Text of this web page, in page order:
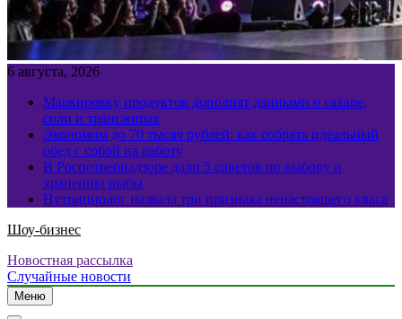
6 августа, 2026
Маркировку продуктов дополнят данными о сахаре,
соли и трансжирах
Экономим до 70 тысяч рублей: как собрать идеальный
обед с собой на работу
В Роспотребнадзоре дали 5 советов по выбору и
хранению рыбы
Нутрициолог назвала три признака ненастоящего кваса
Шоу-бизнес
Новостная рассылка
Случайные новости
Меню